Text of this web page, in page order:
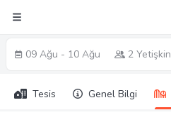
09 Ağu - 10 Ağu 2 Yetişkin
Tesis Genel Bilgi